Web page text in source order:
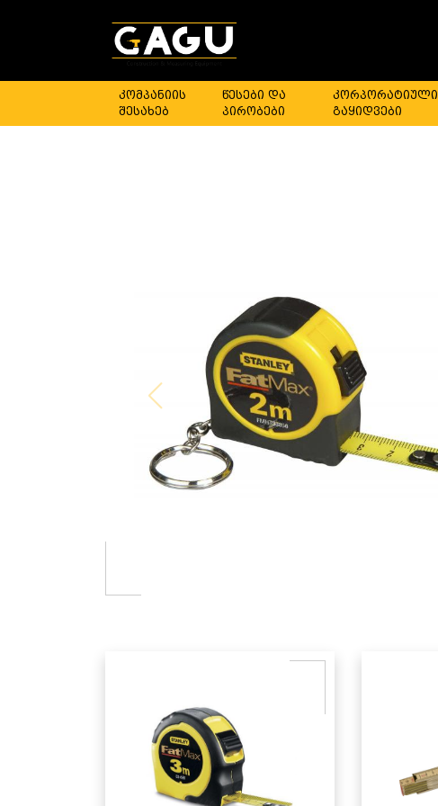
კომპანიის
შესახებ
წესები და
პირობები
კორპორატიული
გაყიდვები